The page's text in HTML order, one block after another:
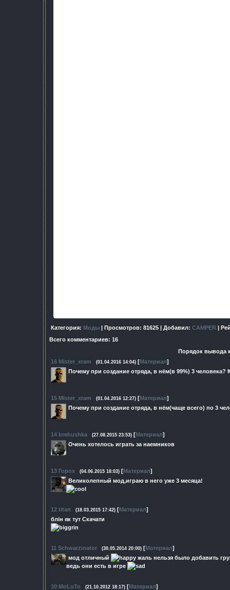
Категория: Моды | Просмотров: 81625 | Добавил: CAMPER |
Всего комментариев: 16
Порядок вывода
16 Mister_xram (01.04.2016 14:04) [Материал]
Почему при создание отряда, в нём(в 99%) 3 человека?
15 Mister_xram (01.04.2016 12:27) [Материал]
Почему при создание отряда, в нём(чаще всего) по 3
14 brehushka (27.08.2015 23:53) [Материал]
Очень хотелось играть за наемников
13 Горох (04.06.2015 18:03) [Материал]
Великолепный мод,играю в него уже 3 месяца!
12 titan (18.03.2015 17:42) [Материал]
блін як тут Скачати
11 Schwarzinator (30.05.2014 20:00) [Материал]
мод отличный
жаль нельзя было добавить
ведь они есть в игре
10 MoLoTo (21.10.2012 18:17) [Материал]